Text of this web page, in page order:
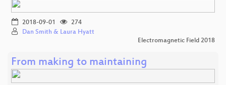
2018-09-01
274
Dan Smith & Laura Hyatt
Electromagnetic Field 2018
From making to maintaining